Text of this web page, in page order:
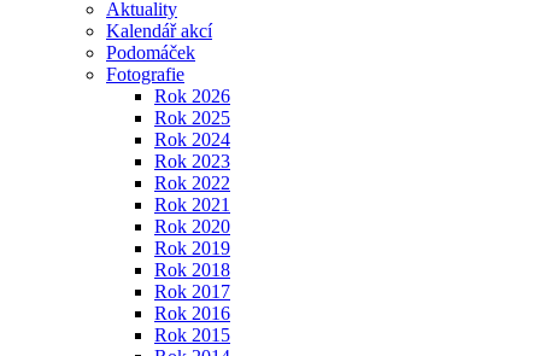
Aktuality
Kalendář akcí
Podomáček
Fotografie
Rok 2026
Rok 2025
Rok 2024
Rok 2023
Rok 2022
Rok 2021
Rok 2020
Rok 2019
Rok 2018
Rok 2017
Rok 2016
Rok 2015